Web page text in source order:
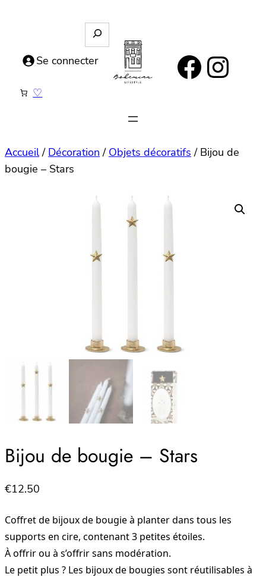
https://www.facebook.com/bohemianlifestyle.be Instagram
e
c
e
Se connecter
♡
Accueil/ Décoration / Objets décoratifs / Bijou de
bougie – Stars
Bijou de bougie – Stars
€12.50
Coffret de bijoux de bougie à planter dans tous les
supports en cire, contenant 3 petites étoiles.
À offrir ou à s’offrir sans modération.
Le petit plus ? Les bijoux de bougies sont réutilisables à